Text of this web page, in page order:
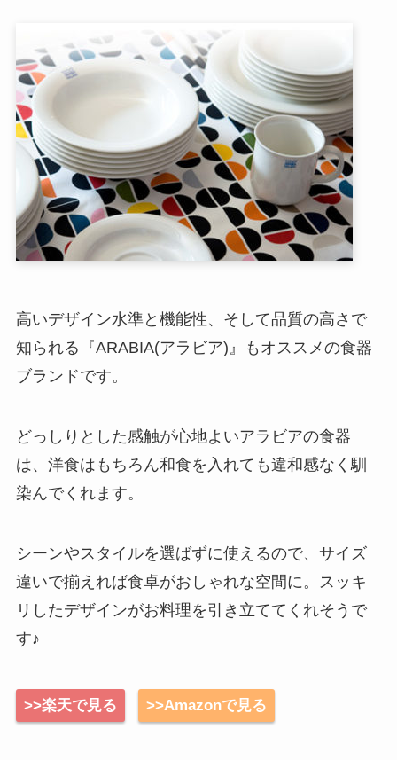
高いデザイン水準と機能性、そして品質の高さで
知られる『ARABIA(アラビア)』もオススメの食器
ブランドです。
どっしりとした感触が心地よいアラビアの食器
は、洋食はもちろん和食を入れても違和感なく馴
染んでくれます。
シーンやスタイルを選ばずに使えるので、サイズ
違いで揃えれば食卓がおしゃれな空間に。スッキ
リしたデザインがお料理を引き立ててくれそうで
す♪
>>楽天で見る >>Amazonで見る